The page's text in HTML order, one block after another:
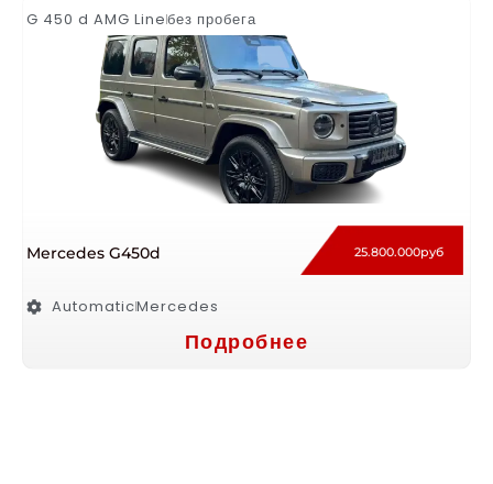
G 450 d AMG Lineбез пробега
Mercedes G450d 25.800.000руб
AutomaticMercedes
Подробнее